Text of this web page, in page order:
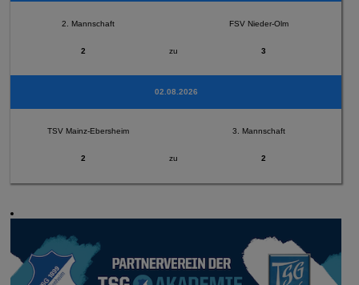
2. Mannschaft FSV Nieder-Olm
2 zu 3
02.08.2026
TSV Mainz-Ebersheim 3. Mannschaft
2 zu 2